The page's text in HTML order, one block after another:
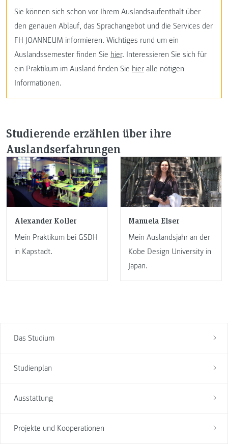
Das Studium
Studienplan
Ausstattung
Projekte und Kooperationen
Sie können sich schon vor Ihrem Auslandsaufenthalt über
den genauen Ablauf, das Sprachangebot und die Services der
FH JOANNEUM informieren. Wichtiges rund um ein
Auslandssemester finden Sie hier. Interessieren Sie sich für
ein Praktikum im Ausland finden Sie hier alle nötigen
Informationen.
Studierende erzählen über ihre
Auslandserfahrungen
Alexander Koller
Mein Praktikum bei GSDH
in Kapstadt.
Manuela Elser
Mein Auslandsjahr an der
Kobe Design University in
Japan.